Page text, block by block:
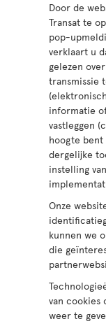
Door de
Transat te
pop-
verklaart u
gelezen
transmissie
informatie
vastleggen
hoogte bent
dergelijke
instelling
Onze
kunnen we
die
van cookies
weer te